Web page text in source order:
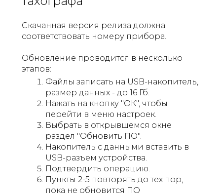
Скачанная версия релиза должна
соответствовать номеру прибора.
Обновление проводится в несколько
этапов:
Файлы записать на USB-накопитель,
размер данных - до 16 Гб.
Нажать на кнопку "ОК", чтобы
перейти в меню настроек.
Выбрать в открывшемся окне
раздел "Обновить ПО".
Накопитель с данными вставить в
USB-разъем устройства.
Подтвердить операцию.
Пункты 2-5 повторять до тех пор,
пока не обновится ПО